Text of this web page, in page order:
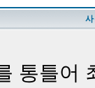
통틀어